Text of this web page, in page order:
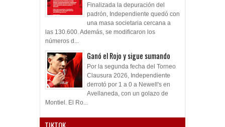
Finalizada la depuración del
padrón, Independiente quedó con
una masa societaria cercana a
las 130.600. Además, se modificaron los
números d...
Ganó el Rojo y sigue sumando
Por la segunda fecha del Torneo
Clausura 2026, Independiente
derrotó por 1 a 0 a Newell's en
Avellaneda, con un golazo de
Montiel. El Ro...